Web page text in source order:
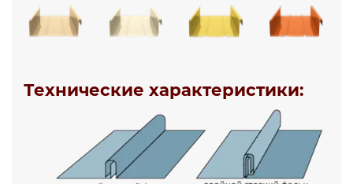
Технические характеристики: